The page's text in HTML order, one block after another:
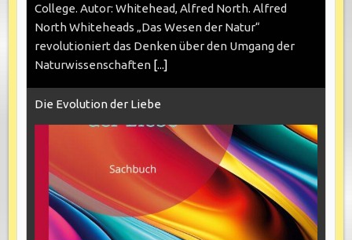
College. Autor: Whitehead, Alfred North. Alfred
North Whiteheads „Das Wesen der Natur“
revolutioniert das Denken über den Umgang der
Naturwissenschaften [...]
Die Evolution der Liebe